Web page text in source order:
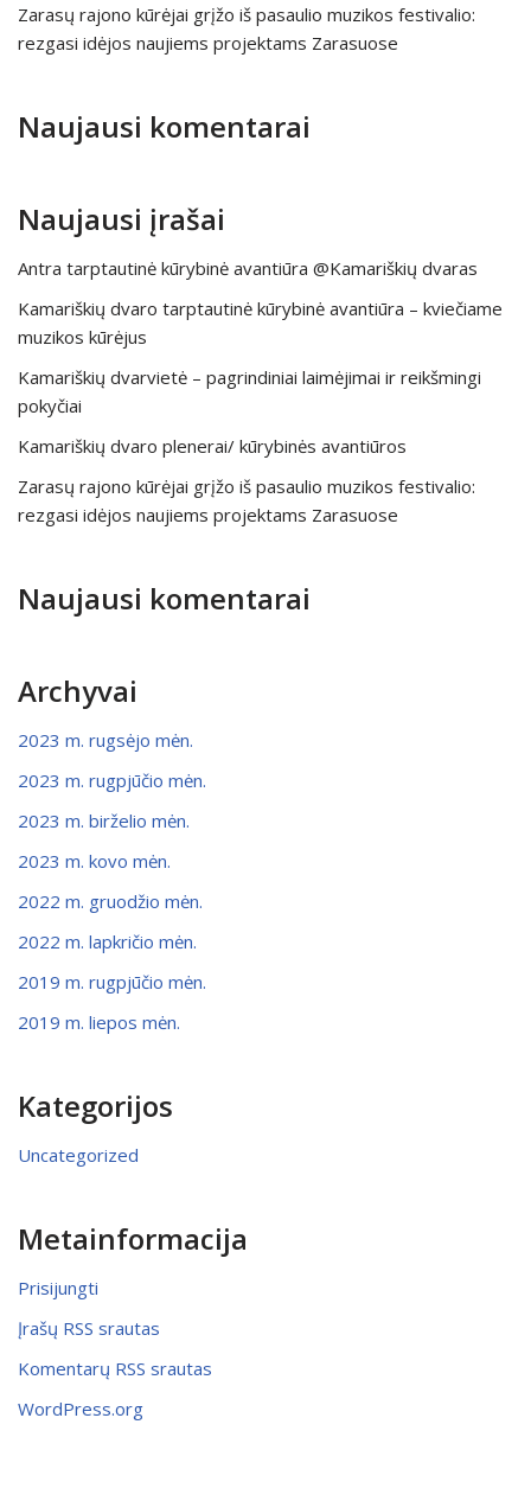
Zarasų rajono kūrėjai grįžo iš pasaulio muzikos festivalio:
rezgasi idėjos naujiems projektams Zarasuose
Naujausi komentarai
Naujausi įrašai
Antra tarptautinė kūrybinė avantiūra @Kamariškių dvaras
Kamariškių dvaro tarptautinė kūrybinė avantiūra – kviečiame
muzikos kūrėjus
Kamariškių dvarvietė – pagrindiniai laimėjimai ir reikšmingi
pokyčiai
Kamariškių dvaro plenerai/ kūrybinės avantiūros
Zarasų rajono kūrėjai grįžo iš pasaulio muzikos festivalio:
rezgasi idėjos naujiems projektams Zarasuose
Naujausi komentarai
Archyvai
2023 m. rugsėjo mėn.
2023 m. rugpjūčio mėn.
2023 m. birželio mėn.
2023 m. kovo mėn.
2022 m. gruodžio mėn.
2022 m. lapkričio mėn.
2019 m. rugpjūčio mėn.
2019 m. liepos mėn.
Kategorijos
Uncategorized
Metainformacija
Prisijungti
Įrašų RSS srautas
Komentarų RSS srautas
WordPress.org